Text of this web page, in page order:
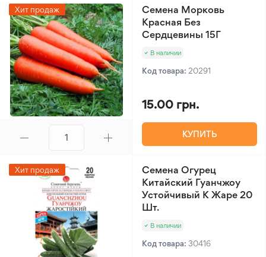
Хит продаж
Семена Морковь
Красная Без
Сердцевины 15Г
В наличии
Код товара: 20291
15.00 грн.
КУПИТЬ
Хит продаж
Семена Огурец
Китайский Гуанчжоу
Устойчивый К Жаре 20
Шт.
В наличии
Код товара: 30416